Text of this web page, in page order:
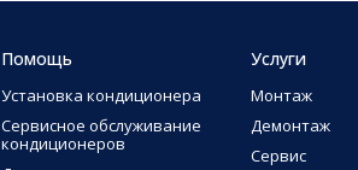
Помощь
Установка кондиционера
Сервисное обслуживание
кондиционеров
Услуги
Монтаж
Демонтаж
Сервис